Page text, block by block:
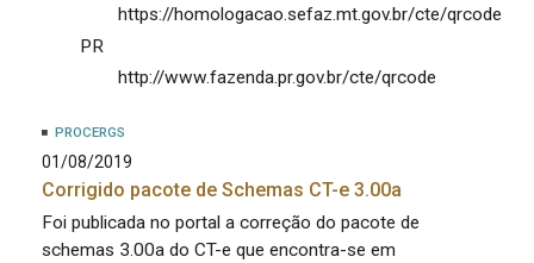
https://homologacao.sefaz.mt.gov.br/cte/qrcode
PR
http://www.fazenda.pr.gov.br/cte/qrcode
PROCERGS
01/08/2019
Corrigido pacote de Schemas CT-e 3.00a
Foi publicada no portal a correção do pacote de
schemas 3.00a do CT-e que encontra-se em